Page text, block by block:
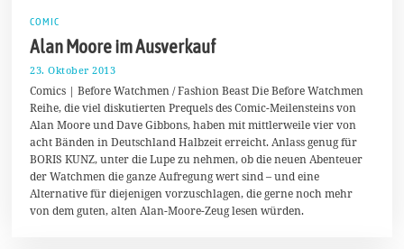
COMIC
Alan Moore im Ausverkauf
23. Oktober 2013
3
.
D
e
z
m
b
e
r
2
Comics | Before Watchmen / Fashion Beast Die Before Watchmen
Reihe, die viel diskutierten Prequels des Comic-Meilensteins von
Alan Moore und Dave Gibbons, haben mit mittlerweile vier von
acht Bänden in Deutschland Halbzeit erreicht. Anlass genug für
BORIS KUNZ, unter die Lupe zu nehmen, ob die neuen Abenteuer
der Watchmen die ganze Aufregung wert sind – und eine
Alternative für diejenigen vorzuschlagen, die gerne noch mehr
von dem guten, alten Alan-Moore-Zeug lesen würden.